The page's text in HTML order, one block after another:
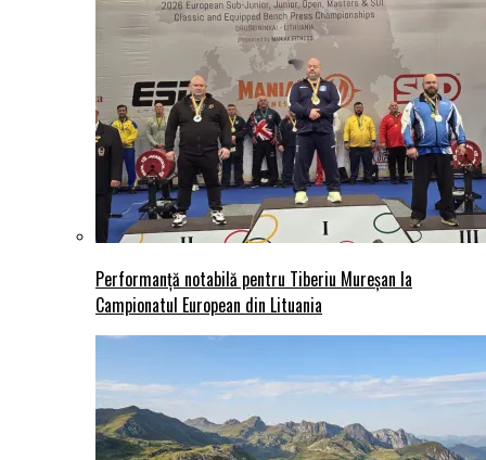
Performanță notabilă pentru Tiberiu Mureșan la
Campionatul European din Lituania